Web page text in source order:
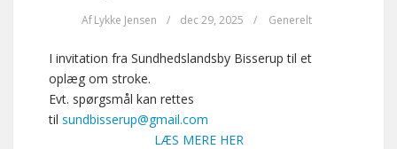
Af Lykke Jensen / dec 29, 2025 / Generelt
I invitation fra Sundhedslandsby Bisserup til et
oplæg om stroke.
Evt. spørgsmål kan rettes
til sundbisserup@gmail.com
LÆS MERE HER